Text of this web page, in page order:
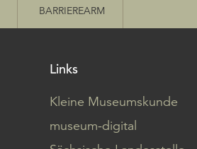
BARRIEREARM
Links
Kleine Museumskunde
museum-digital